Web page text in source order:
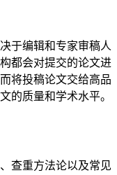
于编辑和专家审稿人
都会对提交的论文进
将投稿论文交给高品
的质量和学术水平。
查重方法论以及常见